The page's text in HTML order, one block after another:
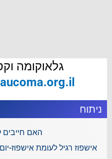
גלאוקומה
ניתוח
האם חייבים
אישפוז רגיל לעומת אישפוז-